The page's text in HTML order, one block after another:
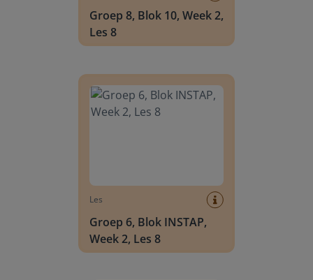
Groep 8, Blok 10, Week 2,
Les 8
Les
Groep 6, Blok INSTAP,
Week 2, Les 8